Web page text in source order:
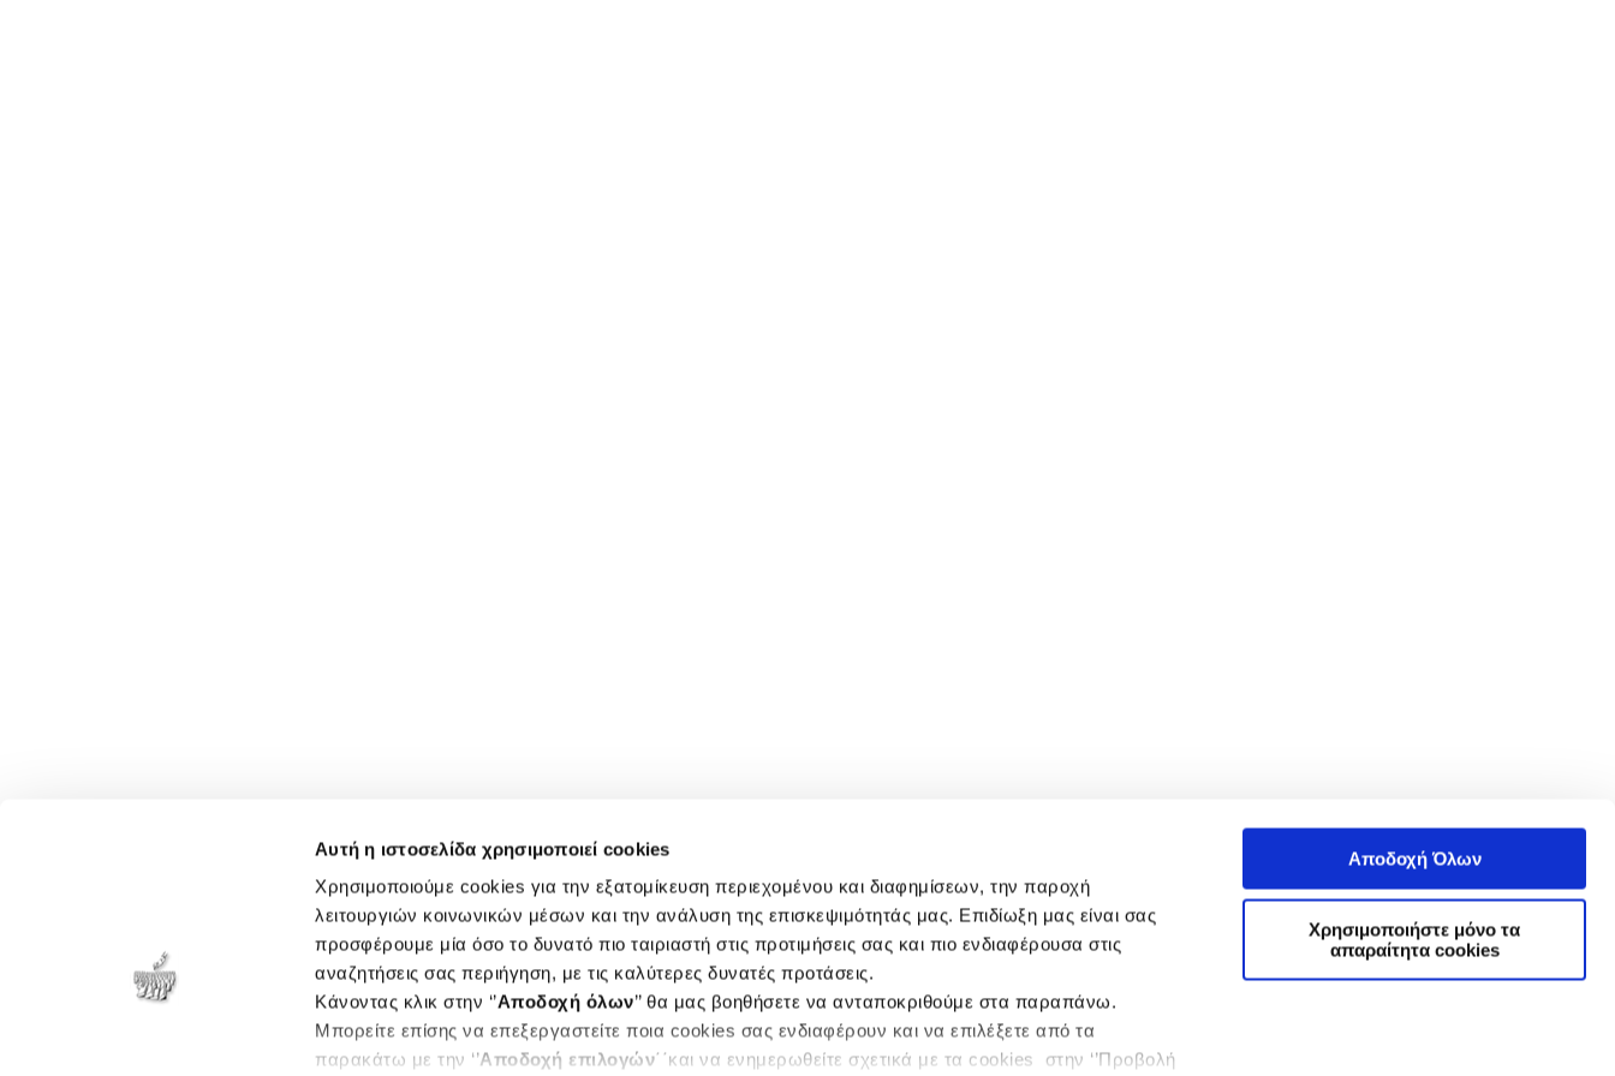
Αυτή η ιστοσελίδα χρησιμοποιεί cookies
Χρησιμοποιούμε cookies για την εξατομίκευση περιεχομένου και διαφημίσεων, την παροχή
λειτουργιών κοινωνικών μέσων και την ανάλυση της επισκεψιμότητάς μας. Επιδίωξη μας είναι σας
προσφέρουμε μία όσο το δυνατό πιο ταιριαστή στις προτιμήσεις σας και πιο ενδιαφέρουσα στις
αναζητήσεις σας περιήγηση, με τις καλύτερες δυνατές προτάσεις.
Κάνοντας κλικ στην ‘’Αποδοχή όλων’’ θα μας βοηθήσετε να ανταποκριθούμε στα παραπάνω.
Μπορείτε επίσης να επεξεργαστείτε ποια cookies σας ενδιαφέρουν και να επιλέξετε από τα
παρακάτω με την ‘’Αποδοχή επιλογών΄΄και να ενημερωθείτε σχετικά με τα cookies στην ‘’Προβολή
Αποδοχή Όλων
Χρησιμοποιήστε μόνο τα
απαραίτητα cookies